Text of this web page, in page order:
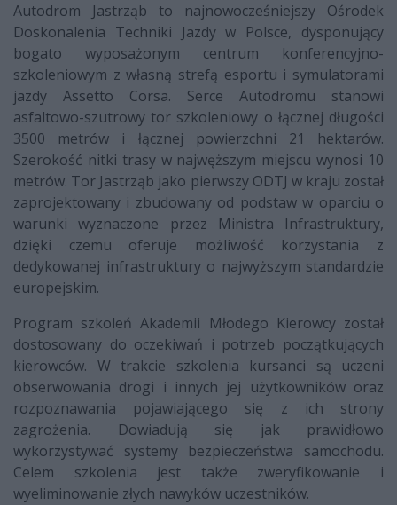
Autodrom Jastrząb to najnowocześniejszy Ośrodek
Doskonalenia Techniki Jazdy w Polsce, dysponujący
bogato wyposażonym centrum konferencyjno-
szkoleniowym z własną strefą esportu i symulatorami
jazdy Assetto Corsa. Serce Autodromu stanowi
asfaltowo-szutrowy tor szkoleniowy o łącznej długości
3500 metrów i łącznej powierzchni 21 hektarów.
Szerokość nitki trasy w najwęższym miejscu wynosi 10
metrów. Tor Jastrząb jako pierwszy ODTJ w kraju został
zaprojektowany i zbudowany od podstaw w oparciu o
warunki wyznaczone przez Ministra Infrastruktury,
dzięki czemu oferuje możliwość korzystania z
dedykowanej infrastruktury o najwyższym standardzie
europejskim.
Program szkoleń Akademii Młodego Kierowcy został
dostosowany do oczekiwań i potrzeb początkujących
kierowców. W trakcie szkolenia kursanci są uczeni
obserwowania drogi i innych jej użytkowników oraz
rozpoznawania pojawiającego się z ich strony
zagrożenia.
Dowiadują się jak prawidłowo
wykorzystywać systemy bezpieczeństwa samochodu.
Celem szkolenia jest także zweryfikowanie i
wyeliminowanie złych nawyków uczestników.